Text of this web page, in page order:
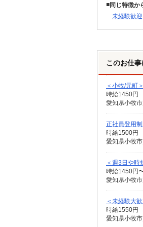
同じ特徴か
未経験歓迎
このお仕
＜小牧/元町
時給1450円
正社員登用
時給1500円
愛知県小牧
＜週3日や
時給1450円
愛知県小牧
＜未経験大
時給1550円
愛知県小牧